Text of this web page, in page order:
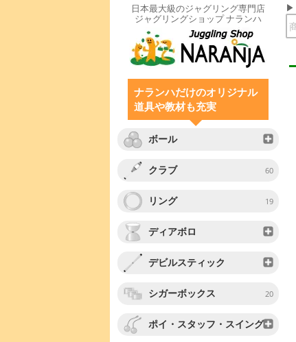
日本最大級のジャグリング専門店
ジャグリングショップ ナランハ
ナランハだけのオリジナル
道具や教材も充実
ボール
クラブ 60
リング 19
ディアボロ
デビルスティック
シガーボックス 20
ポイ・スタッフ・スイング